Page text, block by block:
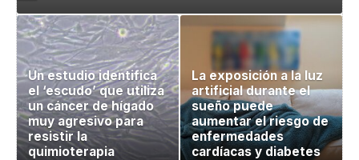
Un estudio identifica
el ‘escudo’ que utiliza
un cáncer de hígado
muy agresivo para
resistir la
quimioterapia
La exposición a la luz
artificial durante el
sueño puede
aumentar el riesgo de
enfermedades
cardíacas y diabetes